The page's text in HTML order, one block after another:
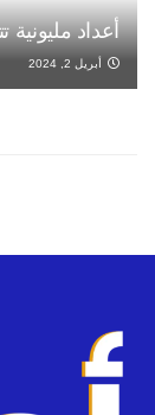
أعداد
أبريل 2, 2024